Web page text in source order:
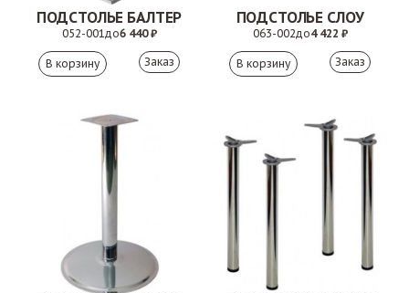
ПОДСТОЛЬЕ БАЛТЕР
052-001до6 440 ₽
Заказ
ПОДСТОЛЬЕ СЛОУ
063-002до4 422 ₽
Заказ